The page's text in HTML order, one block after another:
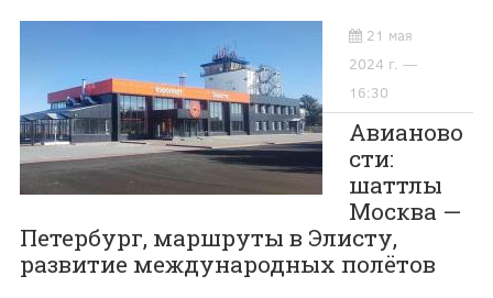
21 мая
2024 г. —
16:30
Авианово
сти:
шаттлы
Москва —
Петербург, маршруты в Элисту,
развитие международных полётов